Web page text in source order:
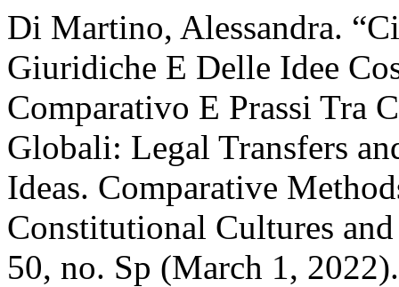
Di Martino, Alessandra.
Giuridiche E Delle Idee
Comparativo E Prassi Tra
Globali: Legal Transfers
Ideas. Comparative
Constitutional Cultures
50, no. Sp (March 1,